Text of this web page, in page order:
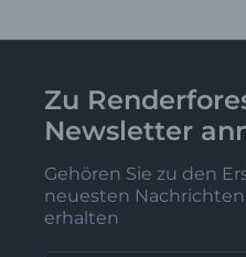
Zu
Newsletter
Gehören Sie zu den
neuesten
erhalten